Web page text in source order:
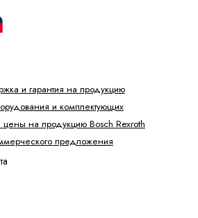
и гарантия на продукцию
и комплектующих
на продукцию Bosch Rexroth
предложения